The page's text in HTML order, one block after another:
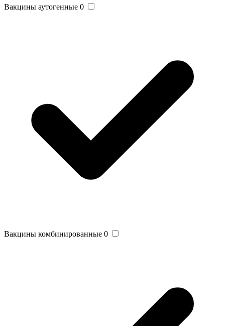
Вакцины аутогенные 0
Вакцины комбинированные 0